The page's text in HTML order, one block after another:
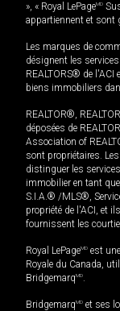
», « Royal LePageMD
appartiennent et sont
Les marques de
désignent les
REALTORS® de l'ACI
biens immobiliers
REALTOR®,
déposées de
Association of
sont propriétaires.
distinguer les
immobilier en tant
S.I.A.® /MLS®,
propriété de l'ACI, et
fournissent les
Royal LePageMD est
Royale du Canada,
BridgemarqMD.
BridgemarqMD et ses